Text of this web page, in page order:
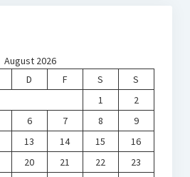
August 2026
D F S
S
1
2
6 7 8
9
13 14 15
16
20 21 22
23